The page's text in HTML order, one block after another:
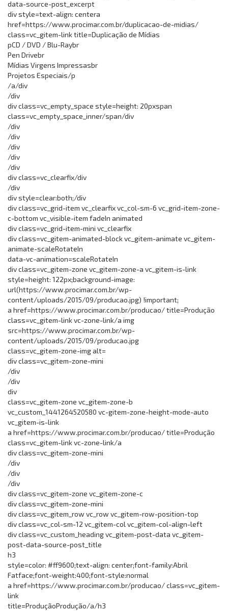
data-source-post_excerpt
div style=text-align: centera
href=https://www.procimar.com.br/duplicacao-de-midias/
class=vc_gitem-link title=Duplicação de Mídias
pCD / DVD / Blu-Raybr
Pen Drivebr
Mídias Virgens Impressasbr
Projetos Especiais/p
/a/div
/div
div class=vc_empty_space style=height: 20pxspan
class=vc_empty_space_inner/span/div
/div
/div
/div
/div
/div
div class=vc_clearfix/div
/div
div style=clear:both;/div
div class=vc_grid-item vc_clearfix vc_col-sm-6 vc_grid-item-zone-
c-bottom vc_visible-item fadeIn animated
div class=vc_grid-item-mini vc_clearfix
div class=vc_gitem-animated-block vc_gitem-animate vc_gitem-
animate-scaleRotateIn
data-vc-animation=scaleRotateIn
div class=vc_gitem-zone vc_gitem-zone-a vc_gitem-is-link
style=height: 122px;background-image:
url(https://www.procimar.com.br/wp-
content/uploads/2015/09/producao.jpg) !important;
a href=https://www.procimar.com.br/producao/ title=Produção
class=vc_gitem-link vc-zone-link/a img
src=https://www.procimar.com.br/wp-
content/uploads/2015/09/producao.jpg
class=vc_gitem-zone-img alt=
div class=vc_gitem-zone-mini
/div
/div
div
class=vc_gitem-zone vc_gitem-zone-b
vc_custom_1441264520580 vc-gitem-zone-height-mode-auto
vc_gitem-is-link
a href=https://www.procimar.com.br/producao/ title=Produção
class=vc_gitem-link vc-zone-link/a
div class=vc_gitem-zone-mini
/div
/div
/div
div class=vc_gitem-zone vc_gitem-zone-c
div class=vc_gitem-zone-mini
div class=vc_gitem_row vc_row vc_gitem-row-position-top
div class=vc_col-sm-12 vc_gitem-col vc_gitem-col-align-left
div class=vc_custom_heading vc_gitem-post-data vc_gitem-
post-data-source-post_title
h3
style=color: #ff9600;text-align: center;font-family:Abril
Fatface;font-weight:400;font-style:normal
a href=https://www.procimar.com.br/producao/ class=vc_gitem-
link
title=ProduçãoProdução/a/h3